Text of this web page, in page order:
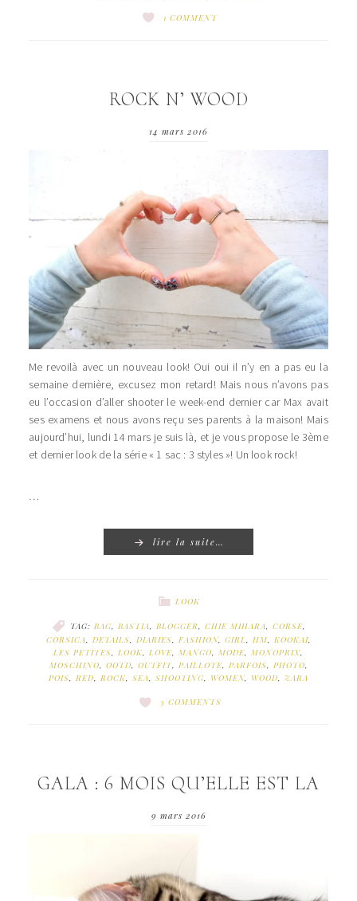
1 COMMENT
ROCK N’ WOOD
14 mars 2016
Me revoilà avec un nouveau look! Oui oui il n’y en a pas eu la
semaine dernière, excusez mon retard! Mais nous n’avons pas
eu l’occasion d’aller shooter le week-end dernier car Max avait
ses examens et nous avons reçu ses parents à la maison! Mais
aujourd’hui, lundi 14 mars je suis là, et je vous propose le 3ème
et dernier look de la série « 1 sac : 3 styles »! Un look rock!
…
lire la suite…
LOOK
TAG: BAG, BASTIA, BLOGGER, CHIE MIHARA, CORSE,
CORSICA, DETAILS, DIARIES, FASHION, GIRL, HM, KOOKAI,
LES PETITES, LOOK, LOVE, MANGO, MODE, MONOPRIX,
MOSCHINO, OOTD, OUTFIT, PAILLOTE, PARFOIS, PHOTO,
POIS, RED, ROCK, SEA, SHOOTING, WOMEN, WOOD,ZARA
3 COMMENTS
GALA : 6 MOIS QU’ELLE EST LA
9 mars 2016